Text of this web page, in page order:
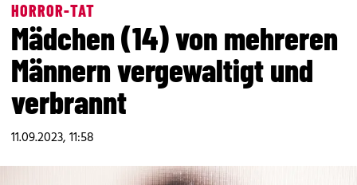
HORROR-TAT
Mädchen (14) von mehreren
Männern vergewaltigt und
verbrannt
11.09.2023, 11:58